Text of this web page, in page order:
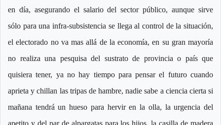
en día, asegurando el salario del sector público, aunque sirve
sólo para una infra-subsistencia se llega al control de la situación,
el electorado no va mas allá de la economía, en su gran mayoría
no realiza una pesquisa del sustrato de provincia o país que
quisiera tener, ya no hay tiempo para pensar el futuro cuando
aprieta y chillan las tripas de hambre, nadie sabe a ciencia cierta si
mañana tendrá un hueso para hervir en la olla, la urgencia del